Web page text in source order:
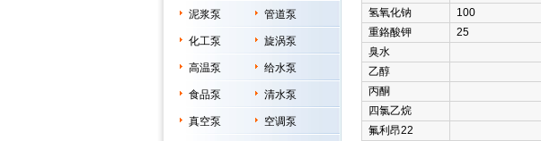
泥浆泵 管道泵
化工泵 旋涡泵
高温泵 给水泵
食品泵 清水泵
真空泵 空调泵
氢氧化钠
100
重鉻酸钾
25
臭水
乙醇
丙酮
四氯乙烷
氟利昂22